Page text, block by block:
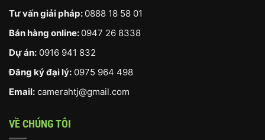
Tư vấn giải pháp: 0888 18 58 01
Bán hàng online: 0947 26 8338
Dự án: 0916 941 832
Đăng ký đại lý: 0975 964 498
Email: camerahtj@gmail.com
VỀ CHÚNG TÔI